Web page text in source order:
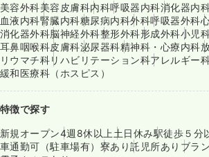
美容外科美容皮膚科内科呼吸器内科消化器内
血液内科腎臓内科糖尿病内科外科呼吸器外科
消化器外科脳神経外科整形外科形成外科小児
耳鼻咽喉科皮膚科泌尿器科精神科・心療内科
リウマチ科リハビリテーション科アレルギー
緩和医療科（ホスピス）
特徴で探す
新規オープン4週8休以上 土日休み駅徒歩５分
車通勤可（駐車場有） 寮あり託児所あり ブラ